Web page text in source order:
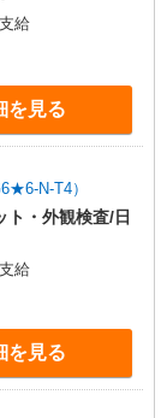
給
を見る
N-T4）
ト・外観検査/日
給
を見る